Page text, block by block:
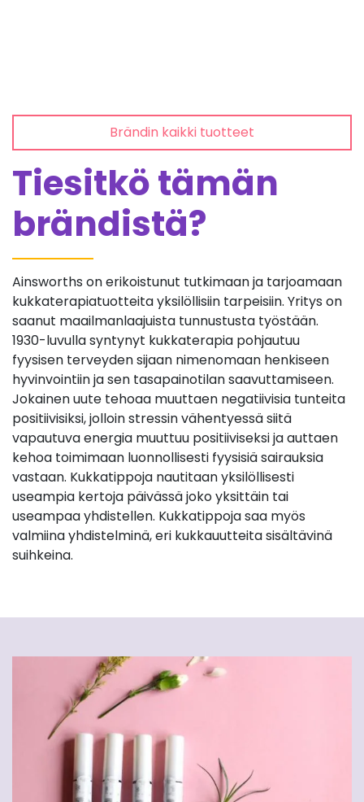
Brändin kaikki tuotteet
Tiesitkö tämän
brändistä?
Ainsworths on erikoistunut tutkimaan ja tarjoamaan
kukkaterapiatuotteita yksilöllisiin tarpeisiin. Yritys on
saanut maailmanlaajuista tunnustusta työstään.
1930-luvulla syntynyt kukkaterapia pohjautuu
fyysisen terveyden sijaan nimenomaan henkiseen
hyvinvointiin ja sen tasapainotilan saavuttamiseen.
Jokainen uute tehoaa muuttaen negatiivisia tunteita
positiivisiksi, jolloin stressin vähentyessä siitä
vapautuva energia muuttuu positiiviseksi ja auttaen
kehoa toimimaan luonnollisesti fyysisiä sairauksia
vastaan. Kukkatippoja nautitaan yksilöllisesti
useampia kertoja päivässä joko yksittäin tai
useampaa yhdistellen. Kukkatippoja saa myös
valmiina yhdistelminä, eri kukkauutteita sisältävinä
suihkeina.